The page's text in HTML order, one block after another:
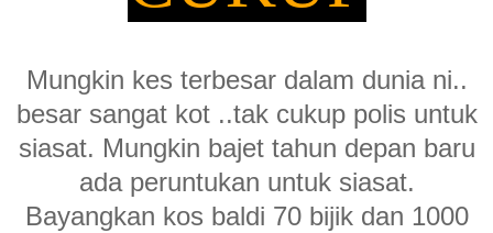
Mungkin kes terbesar dalam dunia ni..
besar sangat kot ..tak cukup polis untuk
siasat. Mungkin bajet tahun depan baru
ada peruntukan untuk siasat.
Bayangkan kos baldi 70 bijik dan 1000